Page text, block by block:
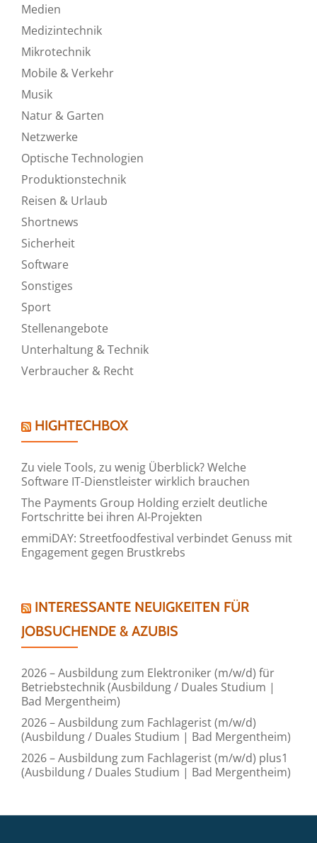
Medien
Medizintechnik
Mikrotechnik
Mobile & Verkehr
Musik
Natur & Garten
Netzwerke
Optische Technologien
Produktionstechnik
Reisen & Urlaub
Shortnews
Sicherheit
Software
Sonstiges
Sport
Stellenangebote
Unterhaltung & Technik
Verbraucher & Recht
HIGHTECHBOX
Zu viele Tools, zu wenig Überblick? Welche
Software IT-Dienstleister wirklich brauchen
The Payments Group Holding erzielt deutliche
Fortschritte bei ihren AI-Projekten
emmiDAY: Streetfoodfestival verbindet Genuss mit
Engagement gegen Brustkrebs
INTERESSANTE NEUIGKEITEN FÜR
JOBSUCHENDE & AZUBIS
2026 – Ausbildung zum Elektroniker (m/w/d) für
Betriebstechnik (Ausbildung / Duales Studium |
Bad Mergentheim)
2026 – Ausbildung zum Fachlagerist (m/w/d)
(Ausbildung / Duales Studium | Bad Mergentheim)
2026 – Ausbildung zum Fachlagerist (m/w/d) plus1
(Ausbildung / Duales Studium | Bad Mergentheim)